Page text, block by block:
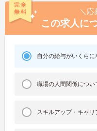
＼応
この求人に
自分の給与がいくら
職場の人間関係につい
スキルアップ・キャ